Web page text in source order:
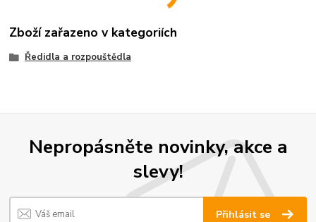
Zboží zařazeno v kategoriích
Ředidla a rozpouštědla
Nepropásněte novinky, akce a
slevy!
Přihlásit se